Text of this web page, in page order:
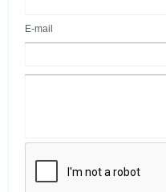
E-mail